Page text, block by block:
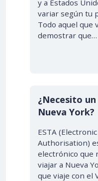
y a Estados
variar según tu
Todo aquel que
demostrar que…
¿Necesito
Nueva York?
ESTA
Authorisation)
electrónico que
viajar a Nueva
que viaje con el